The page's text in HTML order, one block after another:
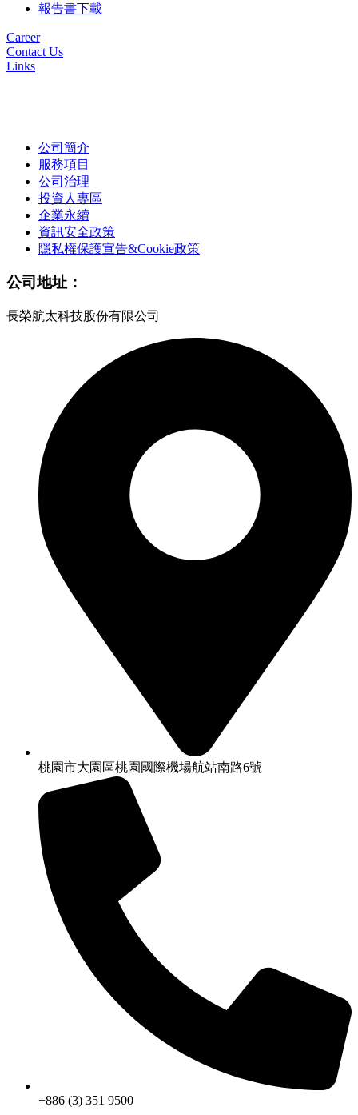
報告書下載
Career
Contact Us
Links
公司簡介
服務項目
公司治理
投資人專區
企業永續
資訊安全政策
隱私權保護宣告&Cookie政策
公司地址：
長榮航太科技股份有限公司
桃園市大園區桃園國際機場航站南路6號
+886 (3) 351 9500